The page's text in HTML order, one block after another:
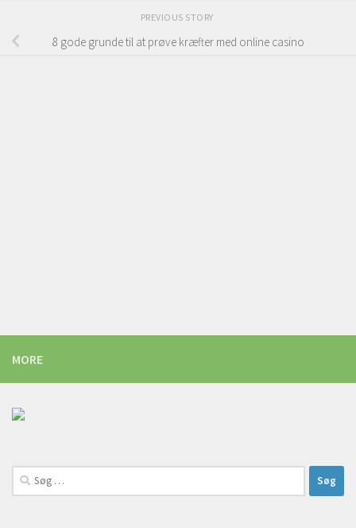
PREVIOUS STORY
8 gode grunde til at prøve kræfter med online casino
MORE
Søg
efter: